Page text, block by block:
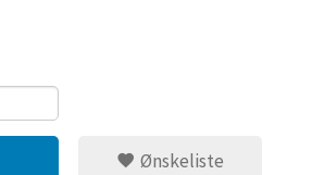
Ønskeliste